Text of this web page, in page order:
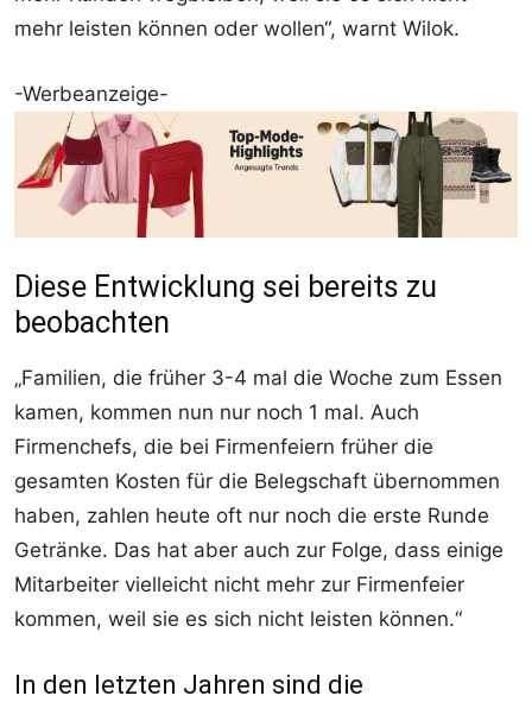
mehr leisten können oder wollen“, warnt Wilok.
-Werbeanzeige-
Diese Entwicklung sei bereits zu
beobachten
„Familien, die früher 3-4 mal die Woche zum Essen
kamen, kommen nun nur noch 1 mal. Auch
Firmenchefs, die bei Firmenfeiern früher die
gesamten Kosten für die Belegschaft übernommen
haben, zahlen heute oft nur noch die erste Runde
Getränke. Das hat aber auch zur Folge, dass einige
Mitarbeiter vielleicht nicht mehr zur Firmenfeier
kommen, weil sie es sich nicht leisten können.“
In den letzten Jahren sind die